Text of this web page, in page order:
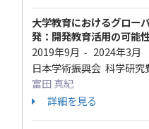
大学教育におけるグロー
発：開発教育活用の可能
2019年9月 - 2024年3月
日本学術振興会 科学研究
富田 真紀
詳細を見る